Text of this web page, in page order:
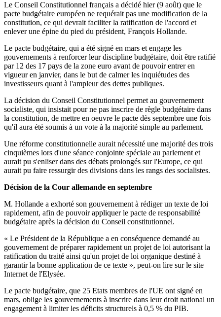
Le Conseil Constitutionnel français a décidé hier (9 août) que le
pacte budgétaire européen ne requérait pas une modification de la
constitution, ce qui devrait faciliter la ratification de l'accord et
enlever une épine du pied du président, François Hollande.
Le pacte budgétaire, qui a été signé en mars et engage les
gouvernements à renforcer leur discipline budgétaire, doit être ratifié
par 12 des 17 pays de la zone euro avant de pouvoir entrer en
vigueur en janvier, dans le but de calmer les inquiétudes des
investisseurs quant à l'ampleur des dettes publiques.
La décision du Conseil Constitutionnel permet au gouvernement
socialiste, qui insistait pour ne pas inscrire de règle budgétaire dans
la constitution, de mettre en oeuvre le pacte dès septembre une fois
qu'il aura été soumis à un vote à la majorité simple au parlement.
Une réforme constitutionnelle aurait nécessité une majorité des trois
cinquièmes lors d'une séance conjointe spéciale au parlement et
aurait pu s'enliser dans des débats prolongés sur l'Europe, ce qui
aurait pu faire ressurgir des divisions dans les rangs des socialistes.
Décision de la Cour allemande en septembre
M. Hollande a exhorté son gouvernement à rédiger un texte de loi
rapidement, afin de pouvoir appliquer le pacte de responsabilité
budgétaire après la décision du Conseil constitutionnel.
« Le Président de la République a en conséquence demandé au
gouvernement de préparer rapidement un projet de loi autorisant la
ratification du traité ainsi qu'un projet de loi organique destiné à
garantir la bonne application de ce texte », peut-on lire sur le site
Internet de l'Elysée.
Le pacte budgétaire, que 25 Etats membres de l'UE ont signé en
mars, oblige les gouvernements à inscrire dans leur droit national un
engagement à limiter les déficits structurels à 0,5 % du PIB.